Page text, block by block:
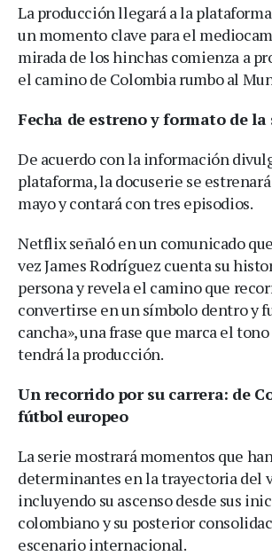
La producción llegará a la
un momento clave para el
mirada de los hinchas comienza a
el camino de Colombia rumbo al
Fecha de estreno y formato de la
De acuerdo con la información
plataforma, la docuserie se
mayo y contará con tres episodios.
Netflix señaló en un comunicado
vez James Rodríguez cuenta su
persona y revela el camino que
convertirse en un símbolo dentro y
cancha», una frase que marca el
tendrá la producción.
Un recorrido por su carrera: de
fútbol europeo
La serie mostrará momentos que
determinantes en la trayectoria del
incluyendo su ascenso desde sus
colombiano y su posterior
escenario internacional.